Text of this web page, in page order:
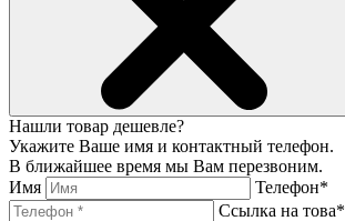
Нашли товар дешевле?
Укажите Ваше имя и контактный телефон.
В ближайшее время мы Вам перезвоним.
Имя
Телефон*
Ссылка на това*